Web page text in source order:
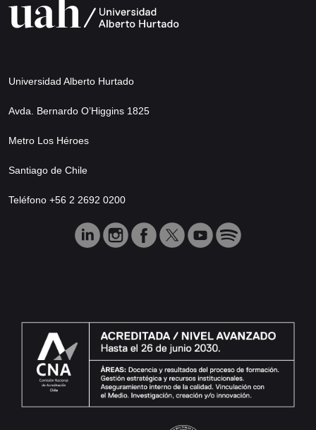
Universidad Alberto Hurtado
Avda. Bernardo O’Higgins 1825
Metro Los Héroes
Santiago de Chile
Teléfono +56 2 2692 0200